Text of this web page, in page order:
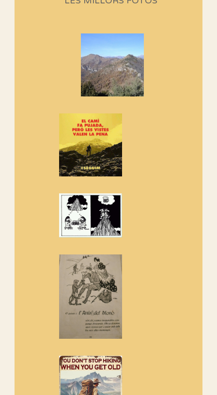
cosa hem de fer...
Els Centpeus signen el
Manifest a favor dels Camins
adhereix-te al manifest!
Rebem un diploma dels
Amics de Sant Aniol d'Aguja
Els Centpeus estem implicats
de l'entorn de Sant Aniol